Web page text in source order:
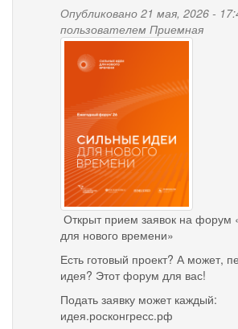
Опубликовано 21 мая, 2026 -
пользователем Приемная
sinv_960x1280-
1.png
Открыт прием заявок на форум
для нового времени»
Есть готовый проект? А может,
идея? Этот форум для вас!
Подать заявку может каждый:
идея.росконгресс.рф